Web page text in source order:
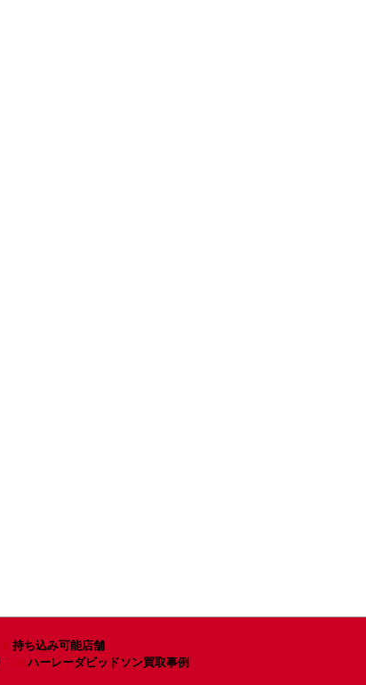
持ち込み可能店舗
ハーレーダビッドソン買取事例